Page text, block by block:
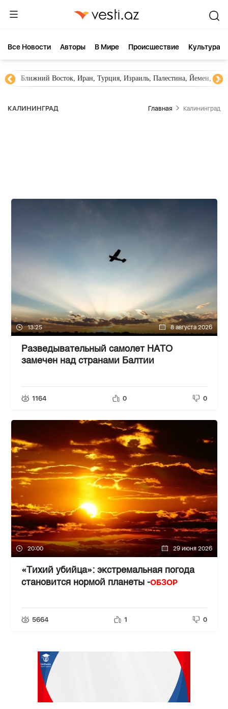
Все Новости Aвторы В Мире Происшествие Культура
Новости Азербайджана Южный Кавказ, Грузия,
КАЛИНИНГРАД Главная Калининград
13:25 8 августа 2026
Разведывательный самолет НАТО
замечен над странами Балтии
1164 0 0
20:00 29 июня 2026
«Тихий убийца»: экстремальная погода
становится нормой планеты -ОБЗОР
5664 1 0